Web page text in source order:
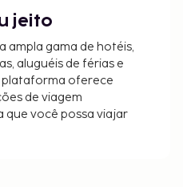
de setembro a 31 de
pessoa e por noite. As
15 anos estão isentas
o alojamento nos
jeito
ampla gama de hotéis,
aluguéis de férias e
plataforma oferece
de viagem
que você possa viajar